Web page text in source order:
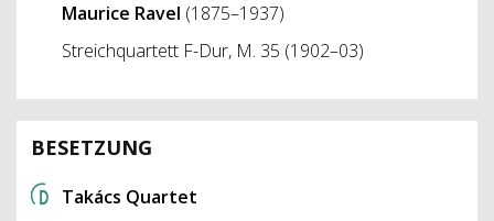
Maurice Ravel (1875–1937)
Streichquartett F-Dur, M. 35 (1902–03)
BESETZUNG
Takács Quartet